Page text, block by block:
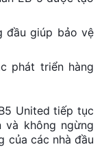
đầu giúp bảo vệ
phát triển hàng
United tiếp tục
không ngừng
của các nhà đầu